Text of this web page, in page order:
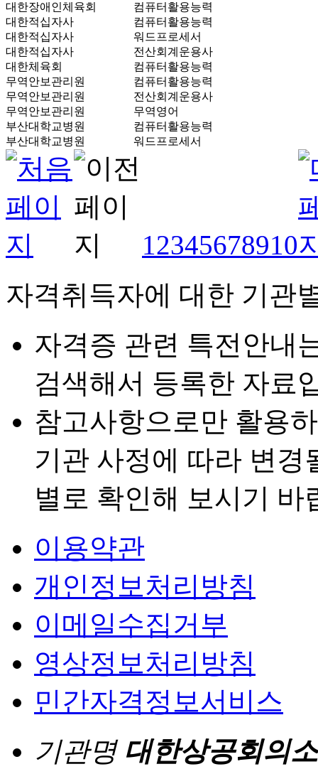
대한장애인체육회
컴퓨터활용능력
대한적십자사
컴퓨터활용능력
대한적십자사
워드프로세서
대한적십자사
전산회계운용사
대한체육회
컴퓨터활용능력
무역안보관리원
컴퓨터활용능력
무역안보관리원
전산회계운용사
무역안보관리원
무역영어
부산대학교병원
컴퓨터활용능력
부산대학교병원
워드프로세서
12345678910
자격취득자에 대한 기관
자격증 관련 특전안내
검색해서 등록한 자료
참고사항으로만 활용
기관 사정에 따라 변경
별로 확인해 보시기 바
이용약관
개인정보처리방침
이메일수집거부
영상정보처리방침
민간자격정보서비스
기관명 대한상공회의소